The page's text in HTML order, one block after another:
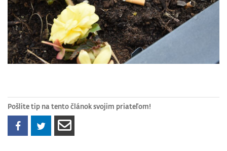
Pošlite tip na tento článok svojim priateľom!